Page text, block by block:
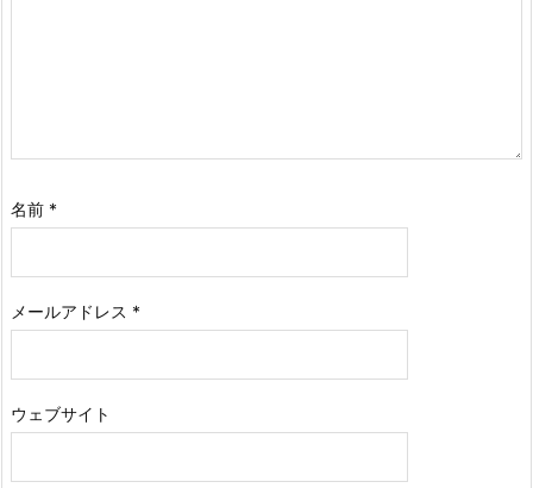
名前 *
メールアドレス *
ウェブサイト